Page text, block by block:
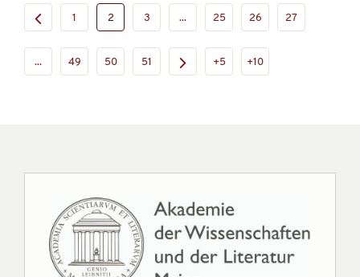
1 2 3 ... 25 26 27
... 49 50 51 +5 +10